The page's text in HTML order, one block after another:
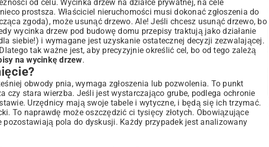
od celu. Wycinka drzew na działce prywatnej, na cele
prostsza. Właściciel nieruchomości musi dokonać zgłoszenia do
zgoda), może usunąć drzewo. Ale! Jeśli chcesz usunąć drzewo, bo
wycinka drzew pod budowę domu przepisy traktują jako działanie
siebie!) i wymagane jest uzyskanie ostatecznej decyzji zezwalającej.
tak ważne jest, aby precyzyjnie określić cel, bo od tego zależą
na wycinkę drzew.
obwody pnia, wymaga zgłoszenia lub pozwolenia. To punkt
czy stara wierzba. Jeśli jest wystarczająco grube, podlega ochronie
Urzędnicy mają swoje tabele i wytyczne, i będą się ich trzymać.
To naprawdę może oszczędzić ci tysięcy złotych. Obowiązujące
pola do dyskusji. Każdy przypadek jest analizowany